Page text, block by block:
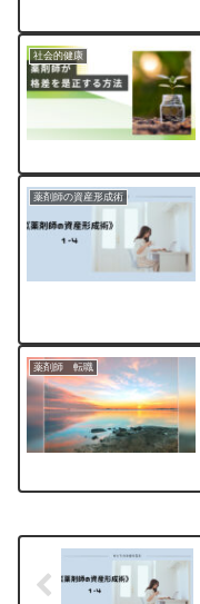
社会的健康
薬剤師の資産形成術
薬剤師 転職